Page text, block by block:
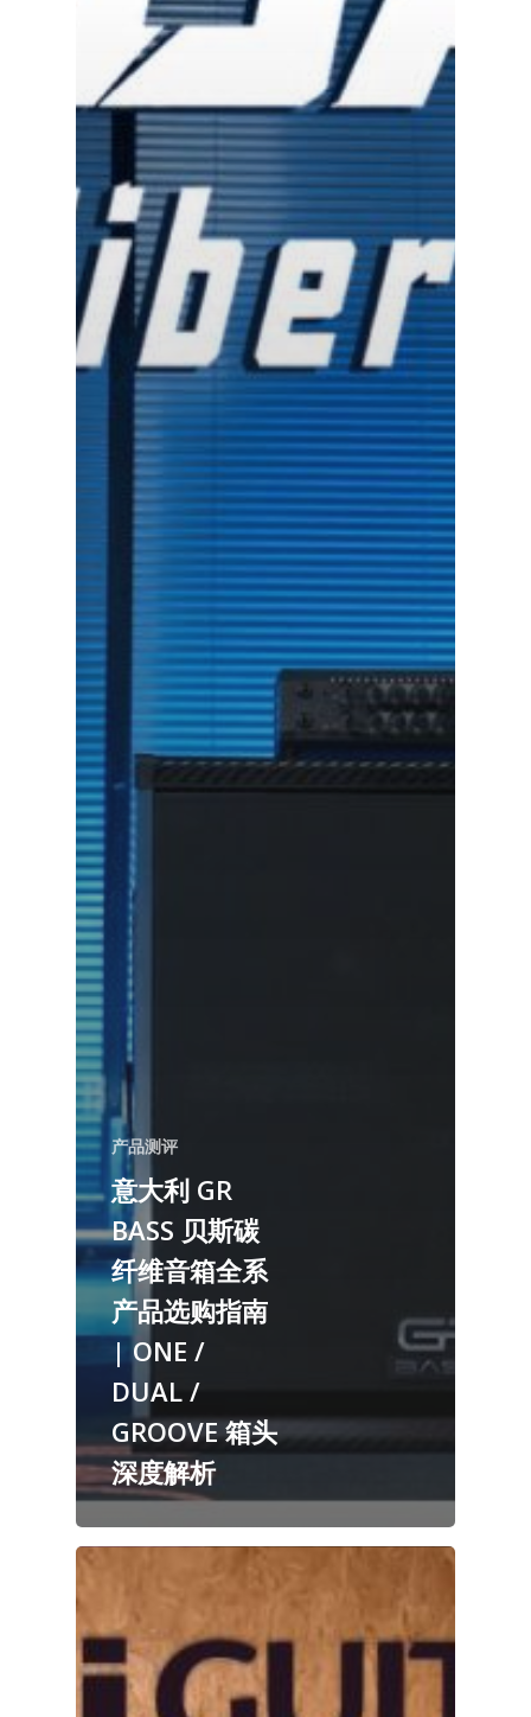
产品测评
意大利 GR
BASS 贝斯碳
纤维音箱全系
产品选购指南
| ONE /
DUAL /
GROOVE 箱头
深度解析